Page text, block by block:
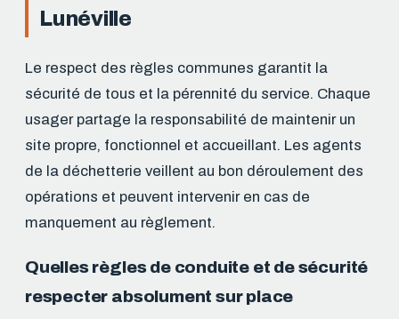
Lunéville
Le respect des règles communes garantit la
sécurité de tous et la pérennité du service. Chaque
usager partage la responsabilité de maintenir un
site propre, fonctionnel et accueillant. Les agents
de la déchetterie veillent au bon déroulement des
opérations et peuvent intervenir en cas de
manquement au règlement.
Quelles règles de conduite et de sécurité
respecter absolument sur place